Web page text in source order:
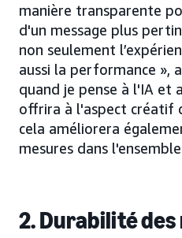
manière transparente
d'un message plus
non seulement
aussi la performance »,
quand je pense à l'IA et
offrira à l'aspect créatif
cela améliorera
mesures dans
2. Durabilité des